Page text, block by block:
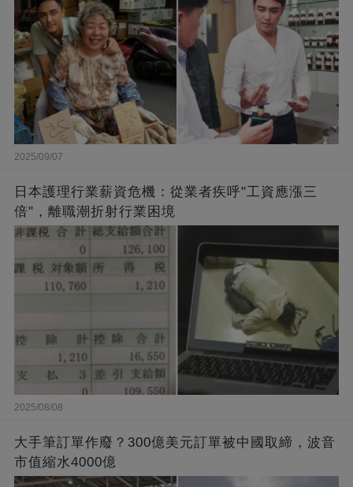
2025/09/07
日本護理行業薪資危機：從業者疾呼"工資應漲三
倍"，離職潮折射行業困境
2025/08/08
大手筆訂單作廢？300億美元訂單被中國取締，波音
市值縮水4000億